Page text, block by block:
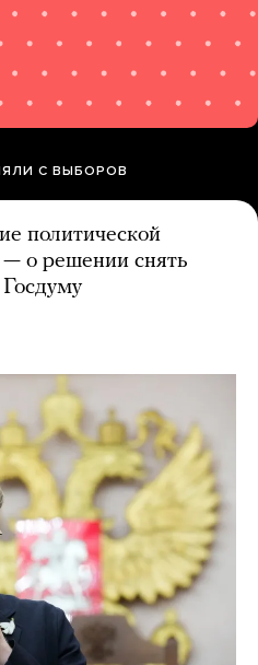
С ВЫБОРОВ
политической
о решении снять